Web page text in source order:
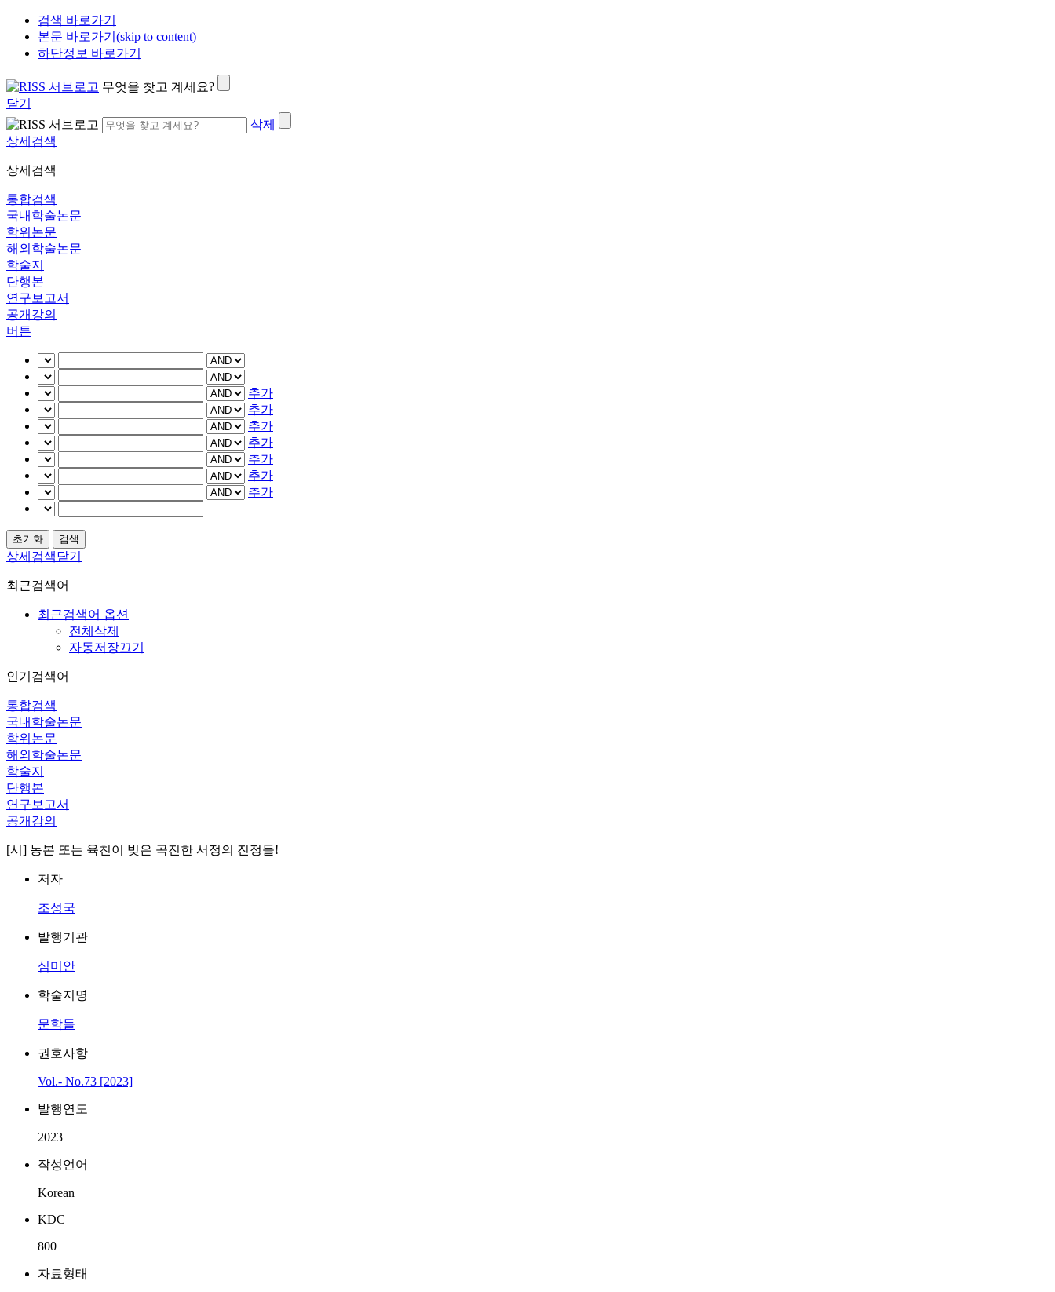
검색 바로가기
본문 바로가기(skip to content)
하단정보 바로가기
무엇을 찾고 계세요?
닫기
삭제
상세검색
상세검색
통합검색
국내학술논문
학위논문
해외학술논문
학술지
단행본
연구보고서
공개강의
버튼
추가
추가
추가
추가
추가
추가
추가
상세검색닫기
최근검색어
최근검색어 옵션
전체삭제
자동저장끄기
인기검색어
통합검색
국내학술논문
학위논문
해외학술논문
학술지
단행본
연구보고서
공개강의
[시] 농본 또는 육친이 빚은 곡진한 서정의 진정들!
저자
조성국
발행기관
심미안
학술지명
문학들
권호사항
Vol.- No.73 [2023]
발행연도
2023
작성언어
Korean
KDC
800
자료형태